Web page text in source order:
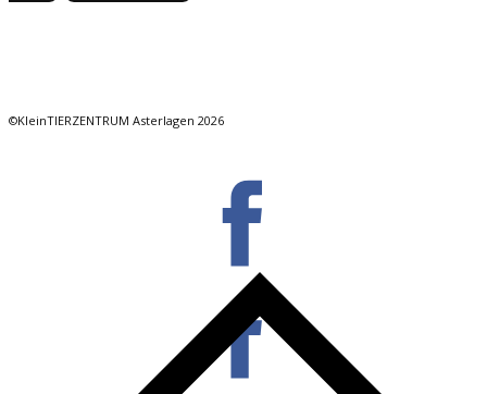
©KleinTIERZENTRUM Asterlagen 2026